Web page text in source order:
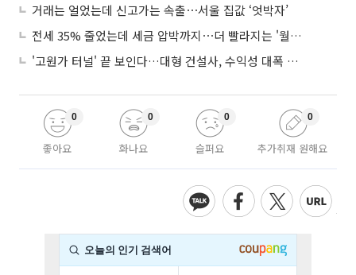
거래는 얼었는데 신고가는 속출⋯서울 집값 ‘엇박자’
전세 35% 줄었는데 세금 압박까지⋯더 빨라지는 '월세화'
'고원가 터널' 끝 보인다…대형 건설사, 수익성 대폭 개선
좋아요
0
화나요
0
슬퍼요
0
추가취재 원해요
0